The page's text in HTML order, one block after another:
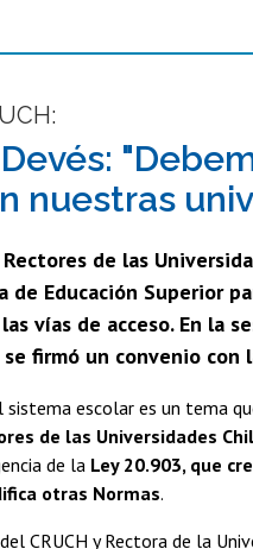
nuestras
de las
de Educación Superior
vías de acceso. En la
firmó un convenio con
sistema escolar es un tema
de las Universidades
de la Ley 20.903, que
otras Normas.
CRUCH y Rectora de la